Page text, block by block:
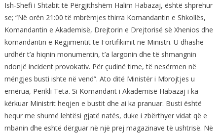
Ish-Shefi i Shtabit të Përgjithshëm Halim Habazaj, është shprehur
se; “Në orën 21:00 të mbrëmjes thirra Komandantin e Shkollës,
Komandantin e Akademisë, Drejtorin e Drejtorisë së Xhenios dhe
komandantin e Regjimentit të Fortifikimit në Ministri. U dhashë
urdhër t’a hiqnin monumentin, t’a largonin dhe të shmangnin
ndonjë incident provokativ. Për çudinë time, të nesërmen në
mëngjes busti ishte në vend”. Ato ditë Ministër i Mbrojtjes u
emërua, Perikli Teta. Si Komandant i Akademisë Habazaj i ka
kërkuar Ministrit heqjen e bustit dhe ai ka pranuar. Busti është
hequr me shumë lehtësi gjatë natës, duke i zbërthyer vidat që e
mbanin dhe eshtë dërguar në një prej magazinave të ushtrisë. Në